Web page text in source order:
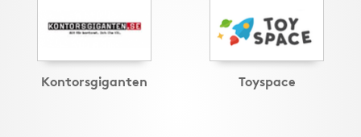
Kontorsgiganten Toyspace